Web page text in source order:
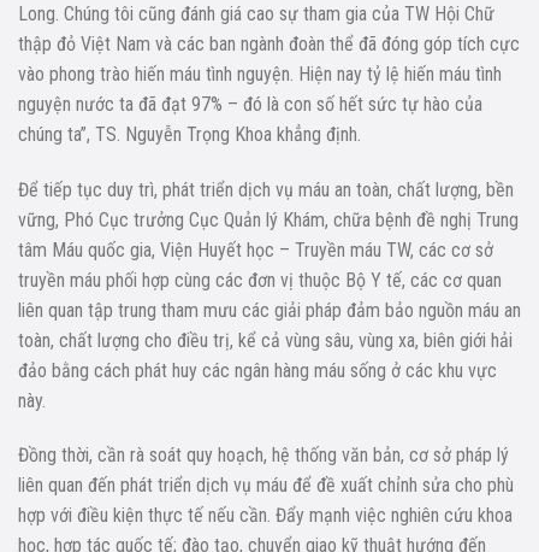
Long. Chúng tôi cũng đánh giá cao sự tham gia của TW Hội Chữ
thập đỏ Việt Nam và các ban ngành đoàn thể đã đóng góp tích cực
vào phong trào hiến máu tình nguyện. Hiện nay tỷ lệ hiến máu tình
nguyện nước ta đã đạt 97% – đó là con số hết sức tự hào của
chúng ta”, TS. Nguyễn Trọng Khoa khẳng định.
Để tiếp tục duy trì, phát triển dịch vụ máu an toàn, chất lượng, bền
vững, Phó Cục trưởng Cục Quản lý Khám, chữa bệnh đề nghị Trung
tâm Máu quốc gia, Viện Huyết học – Truyền máu TW, các cơ sở
truyền máu phối hợp cùng các đơn vị thuộc Bộ Y tế, các cơ quan
liên quan tập trung tham mưu các giải pháp đảm bảo nguồn máu an
toàn, chất lượng cho điều trị, kể cả vùng sâu, vùng xa, biên giới hải
đảo bằng cách phát huy các ngân hàng máu sống ở các khu vực
này.
Đồng thời, cần rà soát quy hoạch, hệ thống văn bản, cơ sở pháp lý
liên quan đến phát triển dịch vụ máu để đề xuất chỉnh sửa cho phù
hợp với điều kiện thực tế nếu cần. Đẩy mạnh việc nghiên cứu khoa
học, hợp tác quốc tế; đào tạo, chuyển giao kỹ thuật hướng đến